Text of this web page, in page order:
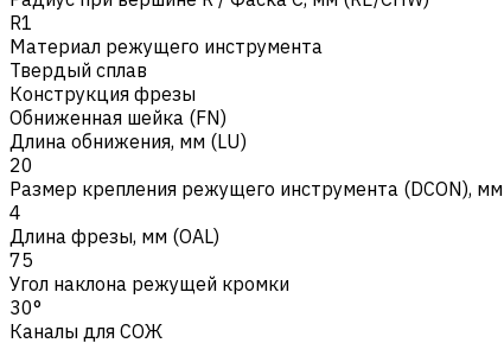
R1
Материал режущего инструмента
Твердый сплав
Конструкция фрезы
Обниженная шейка (FN)
Длина обнижения, мм (LU)
20
Размер крепления режущего инструмента (DCON), мм
4
Длина фрезы, мм (OAL)
75
Угол наклона режущей кромки
30°
Каналы для СОЖ